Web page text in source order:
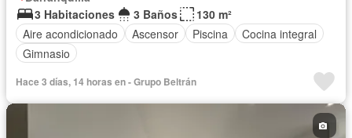
3 Habitaciones
3 Baños
130 m²
Aire acondicionado
Ascensor Piscina
Cocina integral
Gimnasio
Hace 3 días, 14 horas en - Grupo Beltrán